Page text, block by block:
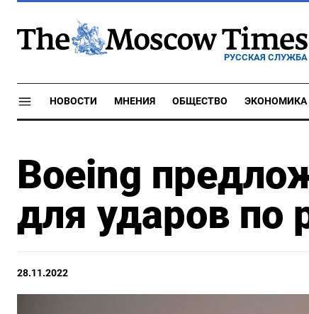
РУССКАЯ СЛУЖБА
НОВОСТИ МНЕНИЯ ОБЩЕСТВО ЭКОНОМИКА
Вoeing
для ударов по
28.11.2022